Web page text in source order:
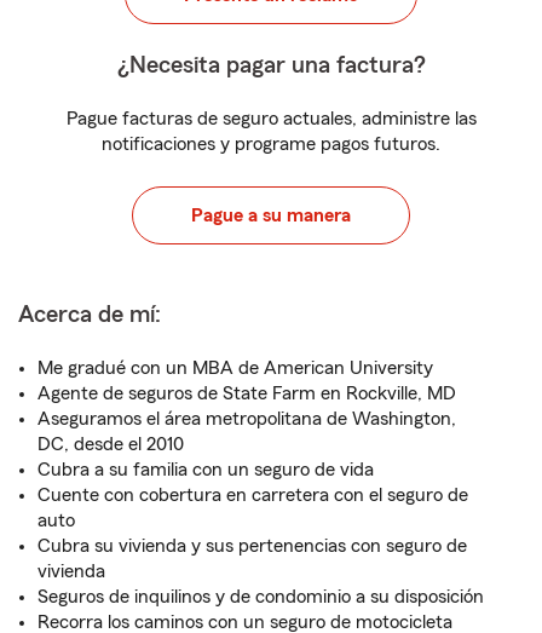
¿Necesita pagar una factura?
Pague facturas de seguro actuales, administre las
notificaciones y programe pagos futuros.
Pague a su manera
Acerca de mí:
Me gradué con un MBA de American University
Agente de seguros de State Farm en Rockville, MD
Aseguramos el área metropolitana de Washington,
DC, desde el 2010
Cubra a su familia con un seguro de vida
Cuente con cobertura en carretera con el seguro de
auto
Cubra su vivienda y sus pertenencias con seguro de
vivienda
Seguros de inquilinos y de condominio a su disposición
Recorra los caminos con un seguro de motocicleta